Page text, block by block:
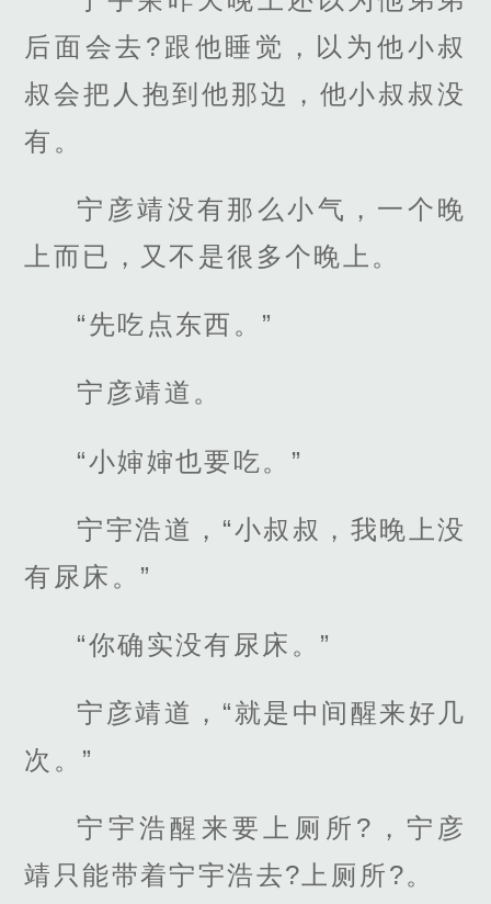
后面会去?跟他睡觉，以为他小叔
叔会把人抱到他那边，他小叔叔没
有。
宁彦靖没有那么小气，一个晚
上而已，又不是很多个晚上。
“先吃点东西。”
宁彦靖道。
“小婶婶也要吃。”
宁宇浩道，“小叔叔，我晚上没
有尿床。”
“你确实没有尿床。”
宁彦靖道，“就是中间醒来好几
次。”
宁宇浩醒来要上厕所?，宁彦
靖只能带着宁宇浩去?上厕所?。